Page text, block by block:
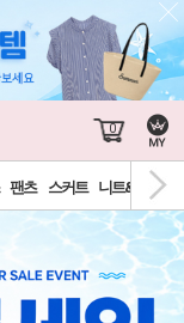
0
팬츠 스커트 니트&가디건